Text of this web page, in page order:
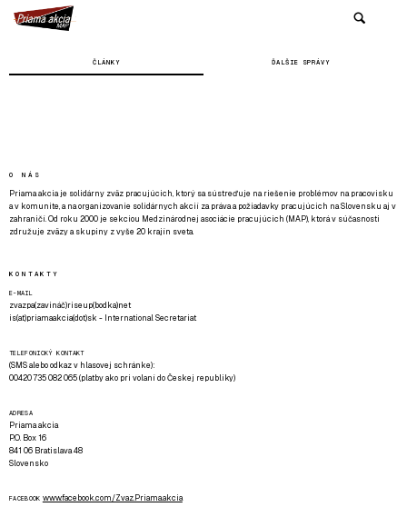
ČLÁNKY ĎALŠIE SPRÁVY
O NÁS
Priama akcia je solidárny zväz pracujúcich, ktorý sa sústreďuje na riešenie problémov na pracovisku
a v komunite, a na organizovanie solidárnych akcií za práva a požiadavky pracujúcich na Slovensku aj v
zahraničí. Od roku 2000 je sekciou Medzinárodnej asociácie pracujúcich (MAP), ktorá v súčasnosti
združuje zväzy a skupiny z vyše 20 krajín sveta.
KONTAKTY
E-MAIL
zvazpa(zavináč)riseup(bodka)net
is(at)priamaakcia(dot)sk - International Secretariat
TELEFONICKÝ KONTAKT
(SMS alebo odkaz v hlasovej schránke):
00420 735 082 065 (platby ako pri volaní do Českej republiky)
ADRESA
Priama akcia
P.O. Box 16
841 06 Bratislava 48
Slovensko
FACEBOOK www.facebook.com/Zvaz.Priama.akcia